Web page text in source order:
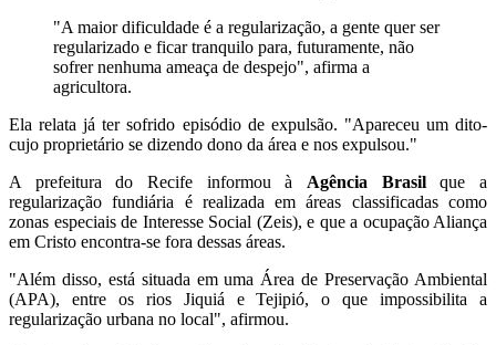
"A maior dificuldade é a regularização, a gente quer ser
regularizado e ficar tranquilo para, futuramente, não
sofrer nenhuma ameaça de despejo", afirma a
agricultora.
Ela relata já ter sofrido episódio de expulsão. "Apareceu um dito-
cujo proprietário se dizendo dono da área e nos expulsou."
A prefeitura do Recife informou à Agência Brasilque a
regularização fundiária é realizada em áreas classificadas como
zonas especiais de Interesse Social (Zeis), e que a ocupação Aliança
em Cristo encontra-se fora dessas áreas.
"Além disso, está situada em uma Área de Preservação Ambiental
(APA), entre os rios Jiquiá e Tejipió, o que impossibilita a
regularização urbana no local", afirmou.